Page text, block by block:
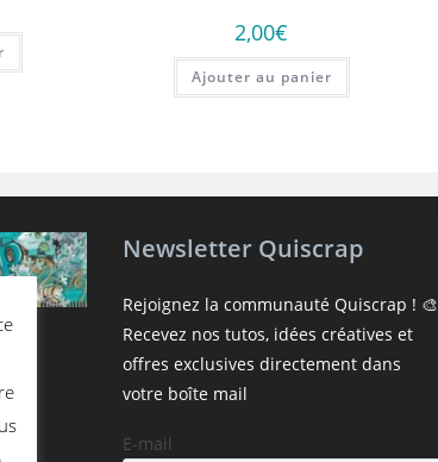
2,00€
Ajouter au panier
Newsletter Quiscrap
Rejoignez la communauté Quiscrap ! 🎨
Recevez nos tutos, idées créatives et
offres exclusives directement dans
votre boîte mail
E-mail